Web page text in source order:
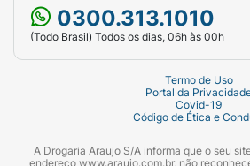
Duração da Proteção:Até 10
0300.313.1010
(Todo Brasil) Todos os dias, 06h às 00h
Termo de Uso
Portal da
Covid-19
Código de Ética e
A Drogaria Araujo S/A informa que o seu
endereço www.araujo.com.br, não